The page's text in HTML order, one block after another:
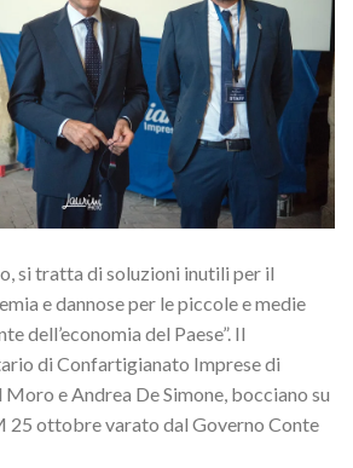
si tratta di soluzioni inutili per il
e dannose per le piccole e medie
dell’economia del Paese”. Il
di Confartigianato Imprese di
e Andrea De Simone, bocciano su
25 ottobre varato dal Governo Conte